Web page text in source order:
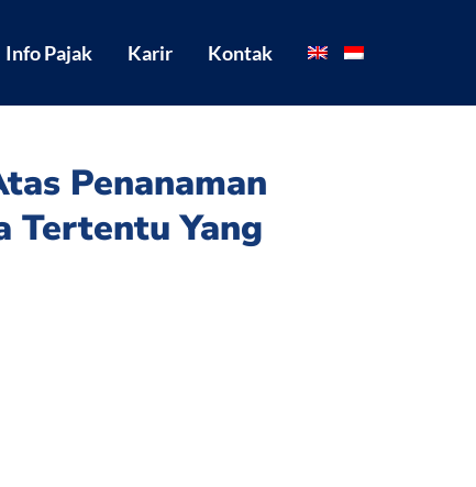
Info Pajak Karir Kontak
Penanaman
Tertentu Yang